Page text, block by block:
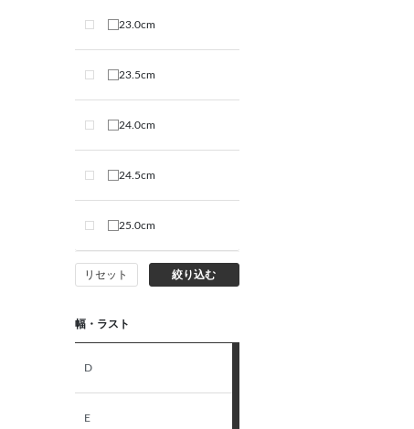
23.0cm
23.5cm
24.0cm
24.5cm
25.0cm
リセット 絞り込む
幅・ラスト
D
E